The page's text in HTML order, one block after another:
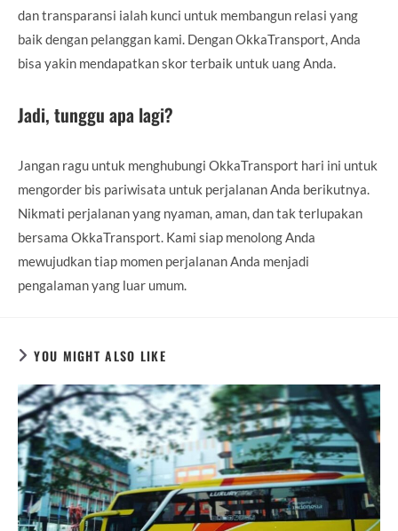
dan transparansi ialah kunci untuk membangun relasi yang
baik dengan pelanggan kami. Dengan OkkaTransport, Anda
bisa yakin mendapatkan skor terbaik untuk uang Anda.
Jadi, tunggu apa lagi?
Jangan ragu untuk menghubungi OkkaTransport hari ini untuk
mengorder bis pariwisata untuk perjalanan Anda berikutnya.
Nikmati perjalanan yang nyaman, aman, dan tak terlupakan
bersama OkkaTransport. Kami siap menolong Anda
mewujudkan tiap momen perjalanan Anda menjadi
pengalaman yang luar umum.
YOU MIGHT ALSO LIKE